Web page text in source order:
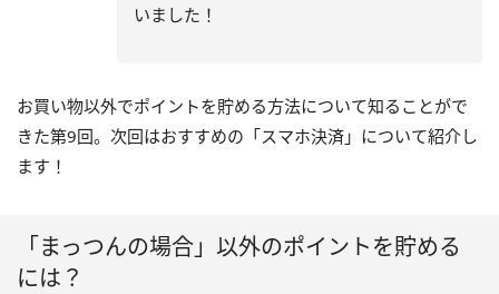
いました！
お買い物以外でポイントを貯める方法について知ることがで
きた第9回。次回はおすすめの「スマホ決済」について紹介し
ます！
「まっつんの場合」以外のポイントを貯める
には？